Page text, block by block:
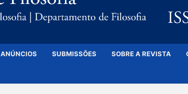
ANÚNCIOS SUBMISSÕES SOBRE A REVISTA